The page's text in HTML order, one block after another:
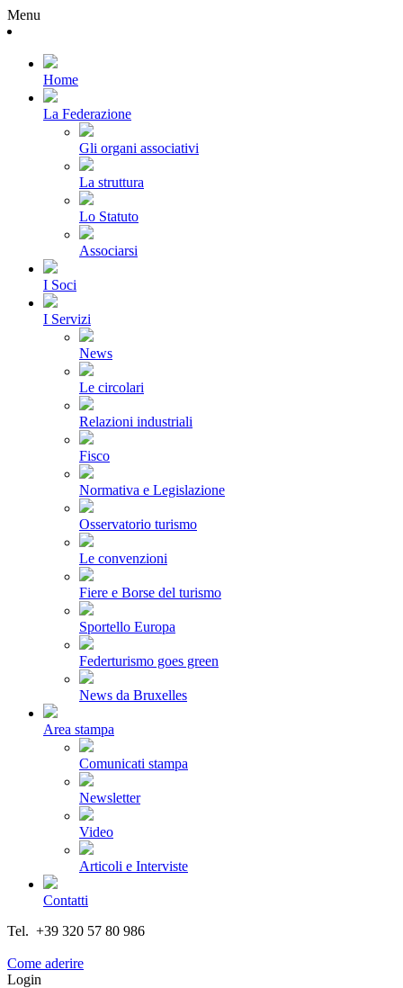
Menu
Home
La Federazione
Gli organi associativi
La struttura
Lo Statuto
Associarsi
I Soci
I Servizi
News
Le circolari
Relazioni industriali
Fisco
Normativa e Legislazione
Osservatorio turismo
Le convenzioni
Fiere e Borse del turismo
Sportello Europa
Federturismo goes green
News da Bruxelles
Area stampa
Comunicati stampa
Newsletter
Video
Articoli e Interviste
Contatti
Tel. +39 320 57 80 986
Come aderire
Login